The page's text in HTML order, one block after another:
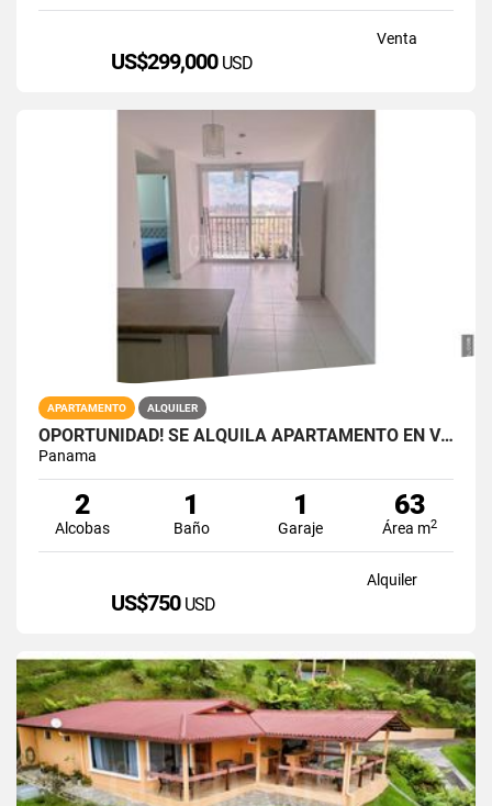
Venta
US$299,000 USD
APARTAMENTO ALQUILER
OPORTUNIDAD! SE ALQUILA APARTAMENTO EN VIA ESPAÑA RIO ABAJO
Panama
2
Alcobas
1
Baño
1
Garaje
63
Área m2
Alquiler
US$750 USD